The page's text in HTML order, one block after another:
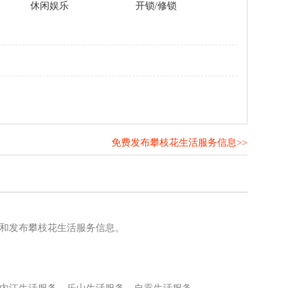
休闲娱乐 开锁/修锁
免费发布攀枝花生活服务信息>>
发布攀枝花生活服务信息。